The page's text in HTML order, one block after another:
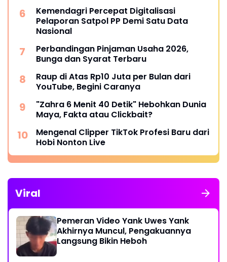
Kemendagri Percepat Digitalisasi
Pelaporan Satpol PP Demi Satu Data
Nasional
Perbandingan Pinjaman Usaha 2026,
Bunga dan Syarat Terbaru
Raup di Atas Rp10 Juta per Bulan dari
YouTube, Begini Caranya
"Zahra 6 Menit 40 Detik" Hebohkan Dunia
Maya, Fakta atau Clickbait?
Mengenal Clipper TikTok Profesi Baru dari
Hobi Nonton Live
Viral
Pemeran Video Yank Uwes Yank
Akhirnya Muncul, Pengakuannya
Langsung Bikin Heboh